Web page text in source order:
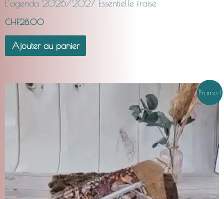
L’agenda 2026/2027 Essentielle fraise
CHF28.00
Ajouter au panier
Promo !
initial
CHF22.00.